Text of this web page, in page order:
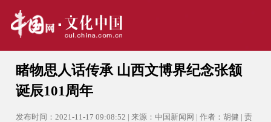
睹物思人话传承 山西文博界纪念张颔
诞辰101周年
发布时间：2021-11-17 09:08:52 | 来源：中国新闻网 | 作者：胡健 | 责